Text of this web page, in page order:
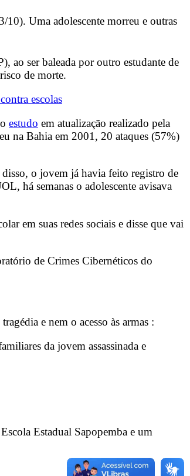
10). Uma adolescente morreu e outras
ao ser baleada por outro estudante de
de morte.
escolas
estudo em atualização realizado pela
na Bahia em 2001, 20 ataques (57%)
o jovem já havia feito registro de
há semanas o adolescente avisava
em suas redes sociais e disse que vai
de Crimes Cibernéticos do
e nem o acesso às armas :
da jovem assassinada e
Estadual Sapopemba e um